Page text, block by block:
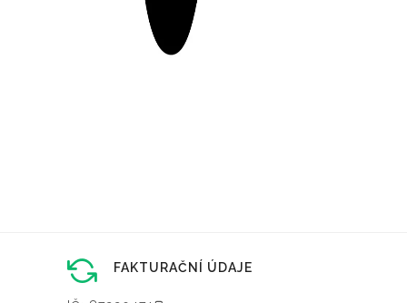
FAKTURAČNÍ ÚDAJE